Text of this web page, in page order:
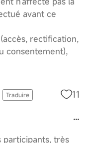
avant ce
rectification,
consentement),
Traduire 11
participants, très